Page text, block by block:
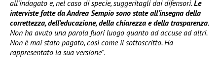
all’indagato e, nel caso di specie, suggeritagli dai difensori.Le
interviste fatte da Andrea Sempio sono state all’insegna della
correttezza, dell’educazione, della chiarezza e della trasparenza.
Non ha avuto una parola fuori luogo quanto ad accuse ad altri.
Non è mai stato pagato, così come il sottoscritto. Ha
rappresentato la sua versione”.